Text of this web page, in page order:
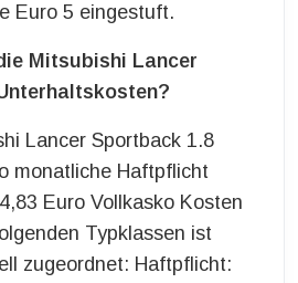
Euro 5 eingestuft.
Mitsubishi Lancer
Lancer Sportback 1.8
monatliche Haftpflicht
Euro Vollkasko Kosten
Typklassen ist
zugeordnet: Haftpflicht: